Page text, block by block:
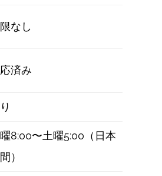
なし
済み
曜8:00〜土曜5:00（日本
）